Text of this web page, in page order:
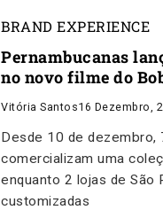
BRAND EXPERIENCE
Pernambucanas
no novo filme do
Vitória Santos16 Dezembro,
Desde 10 de dezembro,
comercializam uma
enquanto 2 lojas de São
customizadas